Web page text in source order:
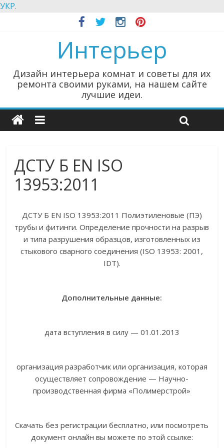
УКР.
Интерьер
Дизайн интерьера комнат и советы для их
ремонта своими руками, на нашем сайте
лучшие идеи.
ДСТУ Б EN ISO
13953:2011
ДСТУ Б EN ISO 13953:2011 Полиэтиленовые (ПЭ)
трубы и фитинги. Определение прочности на разрыв
и типа разрушения образцов, изготовленных из
стыкового сварного соединения (ISO 13953: 2001,
IDT).
Дополнительные данные:
дата вступления в силу — 01.01.2013
организация разработчик или организация, которая
осуществляет сопровождение — Научно-
производственная фирма «Полимерстрой»
Скачать без регистрации бесплатно, или посмотреть
документ онлайн вы можете по этой ссылке: